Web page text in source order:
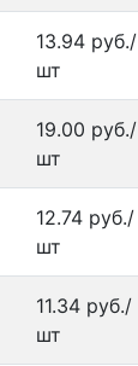
13.94 руб./
шт
19.00 руб./
шт
12.74 руб./
шт
11.34 руб./
шт